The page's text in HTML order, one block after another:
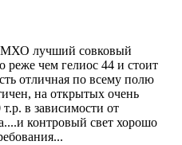
лучший совковый
реже чем гелиос 44 и стоит
отличная по всему полю
на открытых очень
в зависимости от
контровый свет хорошо